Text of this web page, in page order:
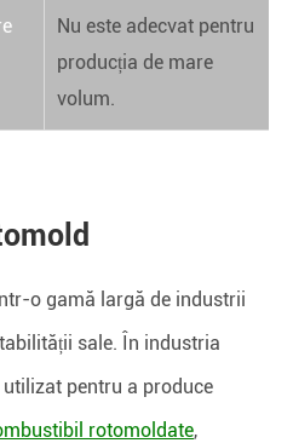
Nu este adecvat pentru
producția de mare
volum.
o gamă largă de industrii
sale. În industria
pentru a produce
rotomoldate,